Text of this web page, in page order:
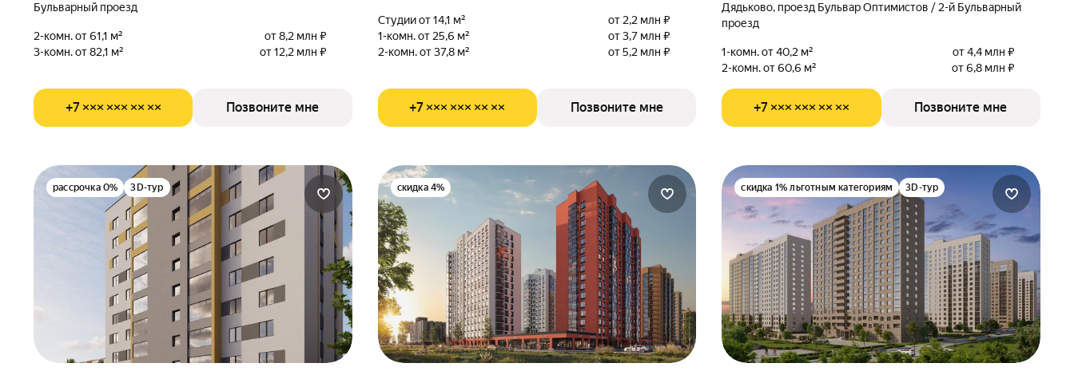
Бульварный проезд
2-комн. от 61,1 м²
от 8,2 млн ₽
3-комн. от 82,1 м²
от 12,2 млн ₽
+7 ××× ××× ×× ×× Позвоните мне
Студии от 14,1 м²
от 2,2 млн ₽
1-комн. от 25,6 м²
от 3,7 млн ₽
2-комн. от 37,8 м²
от 5,2 млн ₽
+7 ××× ××× ×× ×× Позвоните мне
Дядьково, проезд Бульвар Оптимистов / 2-й Бульварный
проезд
1-комн. от 40,2 м²
от 4,4 млн ₽
2-комн. от 60,6 м²
от 6,8 млн ₽
+7 ××× ××× ×× ×× Позвоните мне
рассрочка 0% 3D-тур скидка 4% скидка 1% льготным категориям 3D-тур